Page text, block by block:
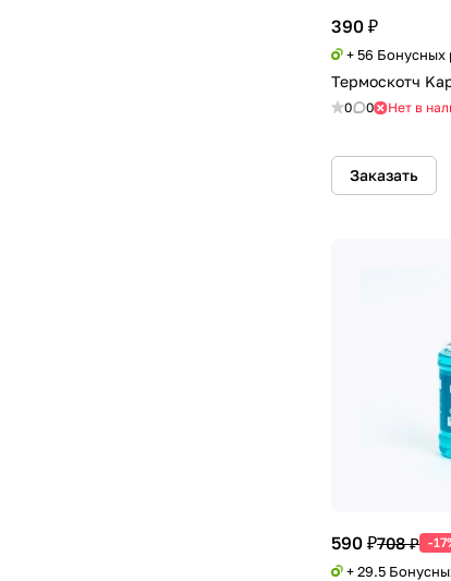
390 ₽
+ 56 Бонусных
Термоскотч
0 0 Нет в
Заказать
590 ₽708 ₽ -
+ 29.5